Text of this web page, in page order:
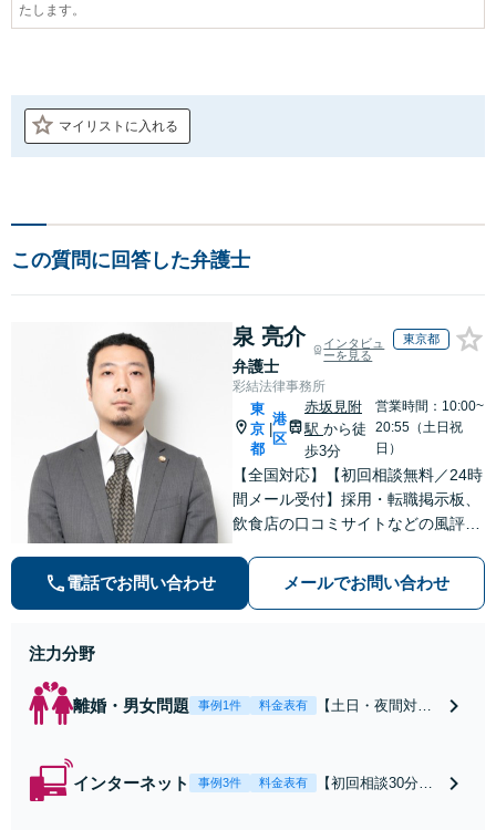
たします。
マイリストに入れる
この質問に回答した弁護士
泉 亮介
弁護士
インタビュ
ーを見る
東京都
彩結法律事務所
東
京
都
港
区
赤坂見附
駅 から徒
歩3分
営業時間：10:00~
20:55（土日祝
日）
【全国対応】【初回相談無料／24時
間メール受付】採用・転職掲示板、
飲食店の口コミサイトなどの風評被
の種類を問わず相談可。可能な限り
早期対応で駆けつけサポート【労
電話でお問い合わせ メールでお問い合わせ
注力分野
離婚・男女問題 事例1件 料金表有
【土日・夜間対応
れたら、サインす
インターネット 事例3件 料金表有
【初回相談30分無